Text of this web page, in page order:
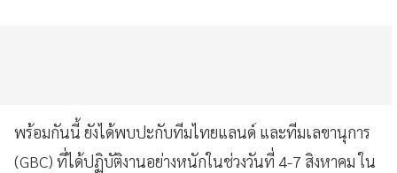
พร้อมกันนี้ ยังได้พบปะกับทีมไทยแลนด์ และทีมเลขานุการ
(GBC) ที่ได้ปฏิบัติงานอย่างหนักในช่วงวันที่ 4-7 สิงหาคม ใน